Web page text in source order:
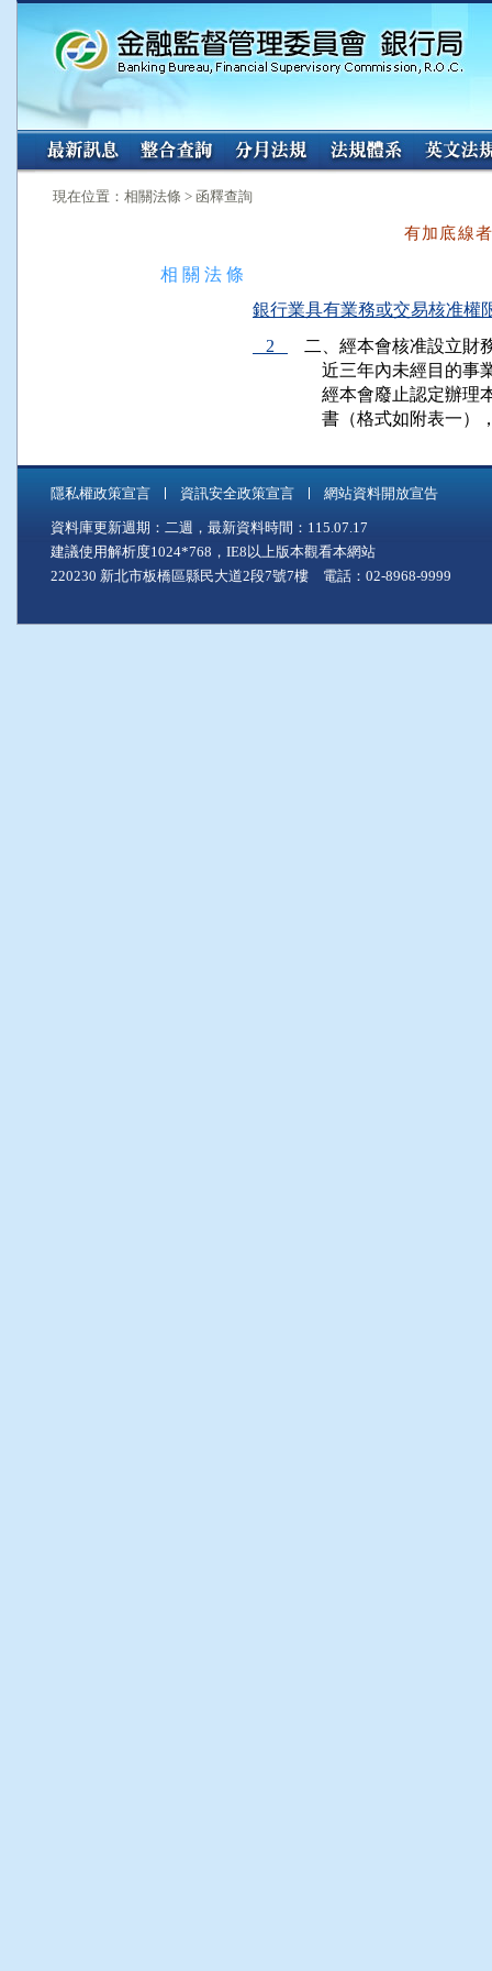
:::
現在位置：相關法條 > 函釋查詢
有加底線
相 關 法 條
銀行業具有業務或交易核准權
2
二、經本會核准設立財
近三年內未經目的
經本會廢止認定辦
書（格式如附表一
隱私權政策宣言 資訊安全政策宣言 網站資料開放宣告
資料庫更新週期：二週，最新資料時間：115.07.17
建議使用解析度1024*768，IE8以上版本觀看本網站
220230 新北市板橋區縣民大道2段7號7樓 電話：02-8968-9999